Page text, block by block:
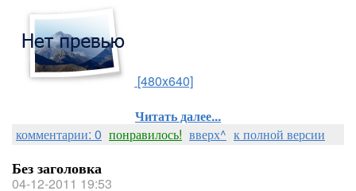
[480x640]
Читать далее...
комментарии: 0 понравилось! вверх^ к полной версии
Без заголовка
04-12-2011 19:53